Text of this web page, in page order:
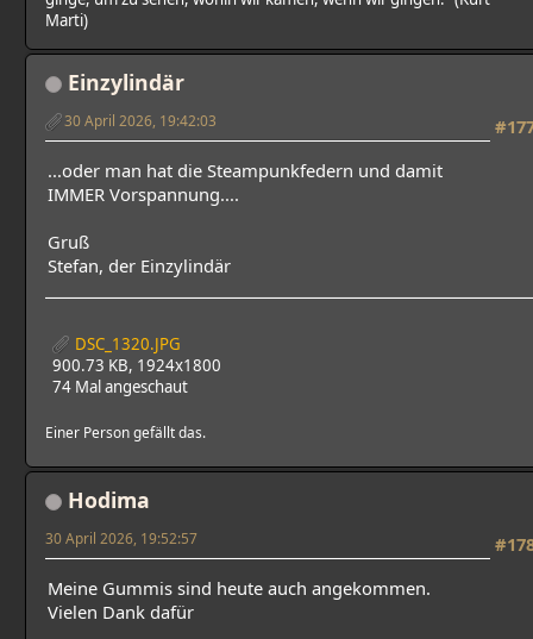
Marti)
Einzylindär
30 April 2026, 19:42:03
...oder man hat die Steampunkfedern und damit
IMMER Vorspannung....
Gruß
Stefan, der Einzylindär
DSC_1320.JPG
900.73 KB, 1924x1800
74 Mal angeschaut
Einer Person gefällt das.
Hodima
30 April 2026, 19:52:57
Meine Gummis sind heute auch angekommen.
Vielen Dank dafür